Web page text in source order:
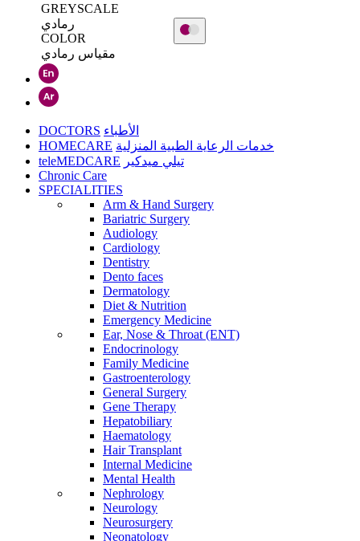
GREYSCALE
رمادي
COLOR
مقياس رمادي
DOCTORS الأطباء
HOMECARE خدمات الرعاية الطبية المنزلية
teleMEDCARE تيلي ميدكير
Chronic Care
SPECIALITIES
Arm & Hand Surgery
Bariatric Surgery
Audiology
Cardiology
Dentistry
Dento faces
Dermatology
Diet & Nutrition
Emergency Medicine
Ear, Nose & Throat (ENT)
Endocrinology
Family Medicine
Gastroenterology
General Surgery
Gene Therapy
Hepatobiliary
Haematology
Hair Transplant
Internal Medicine
Mental Health
Nephrology
Neurology
Neurosurgery
Neonatology